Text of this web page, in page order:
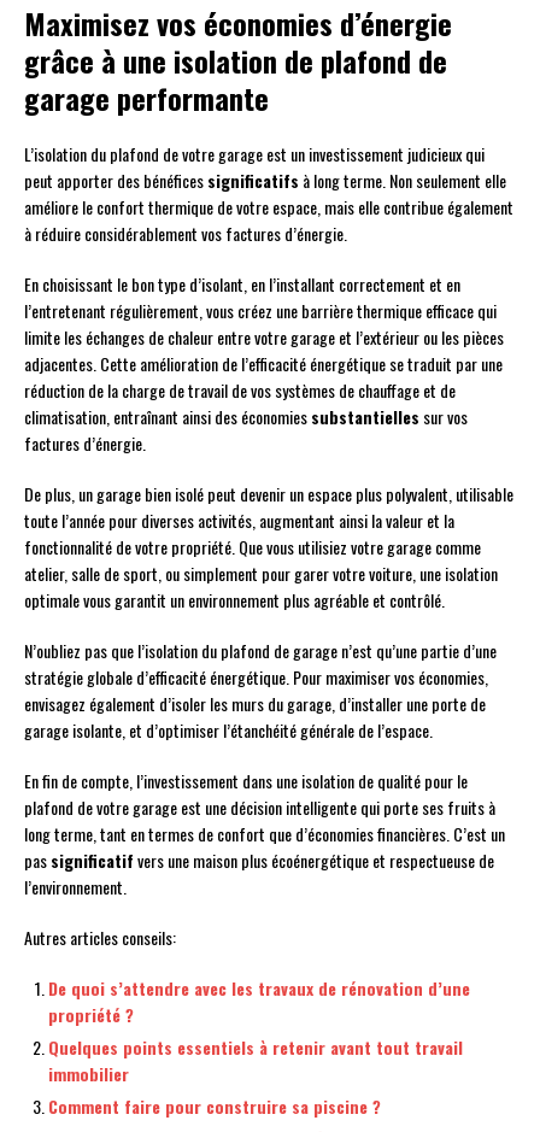
Maximisez vos économies d’énergie
grâce à une isolation de plafond de
garage performante
L’isolation du plafond de votre garage est un investissement judicieux qui
peut apporter des bénéficessignificatifs à long terme. Non seulement elle
améliore le confort thermique de votre espace, mais elle contribue également
à réduire considérablement vos factures d’énergie.
En choisissant le bon type d’isolant, en l’installant correctement et en
l’entretenant régulièrement, vous créez une barrière thermique efficace qui
limite les échanges de chaleur entre votre garage et l’extérieur ou les pièces
adjacentes. Cette amélioration de l’efficacité énergétique se traduit par une
réduction de la charge de travail de vos systèmes de chauffage et de
climatisation, entraînant ainsi des économiessubstantielles sur vos
factures d’énergie.
De plus, un garage bien isolé peut devenir un espace plus polyvalent, utilisable
toute l’année pour diverses activités, augmentant ainsi la valeur et la
fonctionnalité de votre propriété. Que vous utilisiez votre garage comme
atelier, salle de sport, ou simplement pour garer votre voiture, une isolation
optimale vous garantit un environnement plus agréable et contrôlé.
N’oubliez pas que l’isolation du plafond de garage n’est qu’une partie d’une
stratégie globale d’efficacité énergétique. Pour maximiser vos économies,
envisagez également d’isoler les murs du garage, d’installer une porte de
garage isolante, et d’optimiser l’étanchéité générale de l’espace.
En fin de compte, l’investissement dans une isolation de qualité pour le
plafond de votre garage est une décision intelligente qui porte ses fruits à
long terme, tant en termes de confort que d’économies financières. C’est un
passignificatifvers une maison plus écoénergétique et respectueuse de
l’environnement.
Autres articles conseils:
De quoi s’attendre avec les travaux de rénovation d’une
propriété ?
Quelques points essentiels à retenir avant tout travail
immobilier
Comment faire pour construire sa piscine ?